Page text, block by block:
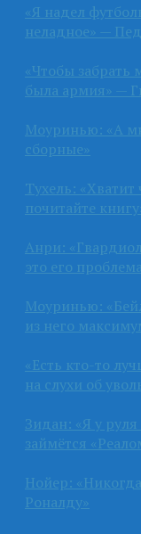
«Я надел
неладное» —
«Чтобы забрать
была армия» —
Моуринью: «А
сборные»
Тухель:
почитайте
Анри:
это его
Моуринью:
из него
«Есть кто-то
на слухи об
Зидан: «Я у
займётся
Нойер:
Роналду»